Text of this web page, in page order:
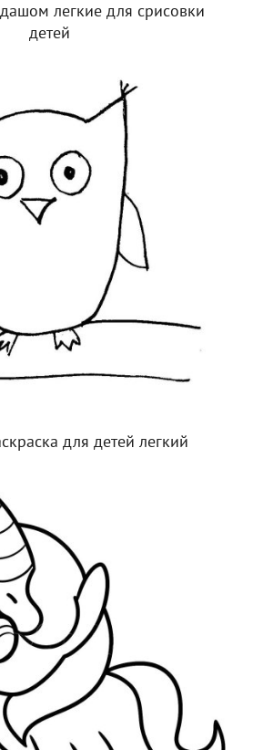
легкие для срисовки
детей
для детей легкий